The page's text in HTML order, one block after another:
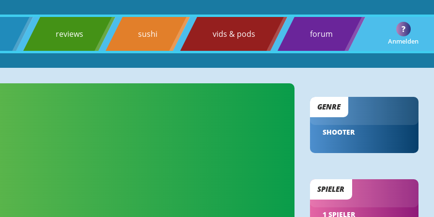
reviews sushi vids & pods forum
Anmelden
?
GENRE
SHOOTER
SPIELER
1 SPIELER